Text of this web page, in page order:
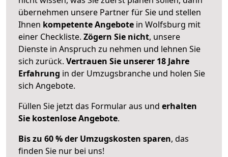
übernehmen unsere Partner für Sie und stellen
Ihnen kompetente Angebote in Wolfsburg mit
einer Checkliste. Zögern Sie nicht, unsere
Dienste in Anspruch zu nehmen und lehnen Sie
sich zurück. Vertrauen Sie unserer 18 Jahre
Erfahrung in der Umzugsbranche und holen Sie
sich Angebote.
Füllen Sie jetzt das Formular aus und erhalten
Sie kostenlose Angebote.
Bis zu 60 % der Umzugskosten sparen, das
finden Sie nur bei uns!